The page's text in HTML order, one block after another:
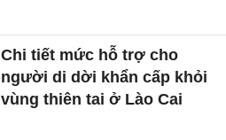
Chi tiết mức hỗ trợ cho
người di dời khẩn cấp khỏi
vùng thiên tai ở Lào Cai